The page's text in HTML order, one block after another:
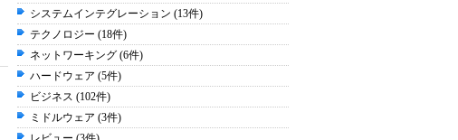
システムインテグレーション (13件)
テクノロジー (18件)
ネットワーキング (6件)
ハードウェア (5件)
ビジネス (102件)
ミドルウェア (3件)